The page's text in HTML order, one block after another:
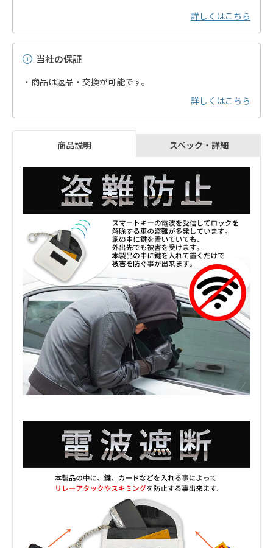
商品説明 スペック・詳細
詳しくはこちら
当社の保証
・商品は返品・交換が可能です。
詳しくはこちら